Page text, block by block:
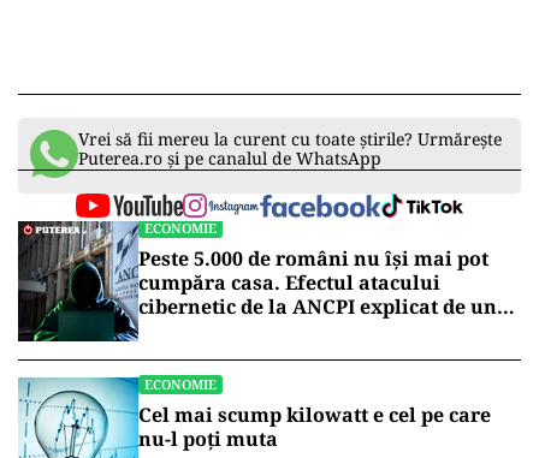
Vrei să fii mereu la curent cu toate știrile? Urmărește
Puterea.ro și pe canalul de WhatsApp
ECONOMIE
Peste 5.000 de români nu își mai pot
cumpăra casa. Efectul atacului
cibernetic de la ANCPI explicat de un
ECONOMIE
Cel mai scump kilowatt e cel pe care
nu-l poți muta